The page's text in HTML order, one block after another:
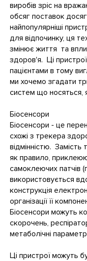
виробів зріс на
обсяг поставок
найпопулярніші
для відпочинку, ця
змінює життя та
здоров'я. Ці
пацієнтами в тому
ми хочемо згадати
систем що носяться,
Біосенсори
Біосенсори - це
схожі з трекера
відмінністю. Замість
як правило,
самоклеючих патчів
використовується
конструкція
організації її
Біосенсори можуть
скорочень,
метаболічні
Ці пристрої можуть